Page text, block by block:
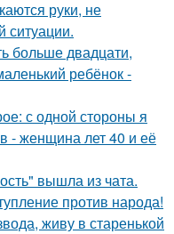
руки, не
ситуации.
больше двадцати,
ребёнок -
с одной стороны я
- женщина лет 40 и её
вышла из чата.
против народа!
живу в старенькой